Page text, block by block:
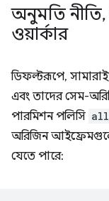
অনুমতি নীতি,
ওয়ার্কার
ডিফল্টরূপে,
এবং তাদের সেম-
পারমিশন পলিসি
অরিজিন
যেতে পারে: